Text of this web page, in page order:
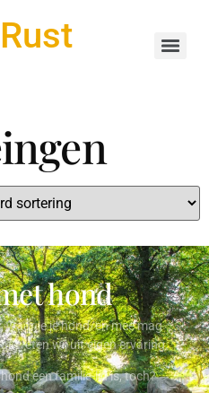
hond
waar je je hond/en mee mag
weten wij uit eigen ervaring.
een familie-lid is, toch?